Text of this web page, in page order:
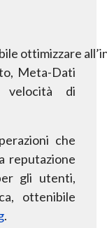
ottimizzare
Meta-Dati
di
che
reputazione
gli utenti,
ottenibile
.